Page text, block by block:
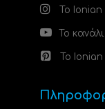
Το
Το
Το